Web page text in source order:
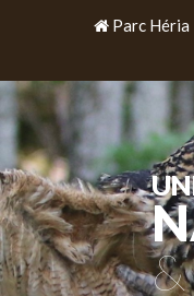
Parc Héria
&